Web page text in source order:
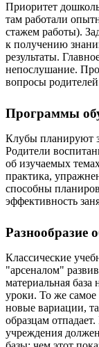
Приоритет
там работали
стажем работы).
к получению
результаты.
непослушание.
вопросы
Программы
Клубы планируют
Родители
об изучаемых
практика,
способны
эффективность
Разнообразие
Классические
"арсеналом"
материальная база
уроки. То же самое
новые вариации,
образцам
учреждения